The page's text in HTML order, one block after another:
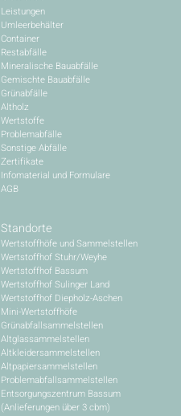
Leistungen
Umleerbehälter
Container
Restabfälle
Mineralische Bauabfälle
Gemischte Bauabfälle
Grünabfälle
Altholz
Wertstoffe
Problemabfälle
Sonstige Abfälle
Zertifikate
Infomaterial und Formulare
AGB
Standorte
Wertstoffhöfe und Sammelstellen
Wertstoffhof Stuhr/Weyhe
Wertstoffhof Bassum
Wertstoffhof Sulinger Land
Wertstoffhof Diepholz-Aschen
Mini-Wertstoffhöfe
Grünabfallsammelstellen
Altglassammelstellen
Altkleidersammelstellen
Altpapiersammelstellen
Problemabfallsammelstellen
Entsorgungszentrum Bassum
(Anlieferungen über 3 cbm)